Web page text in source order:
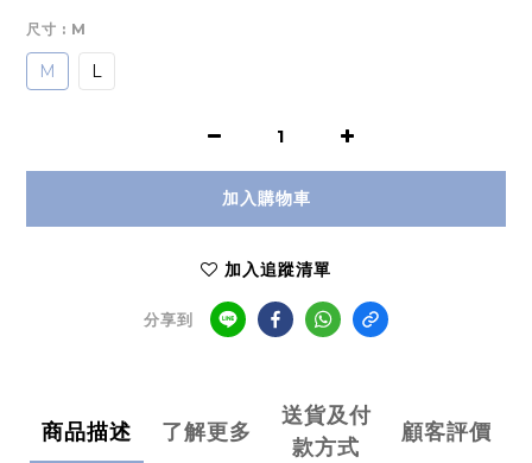
尺寸 : M
M L
加入購物車
加入追蹤清單
分享到
商品描述 了解更多
送貨及付
款方式
顧客評價